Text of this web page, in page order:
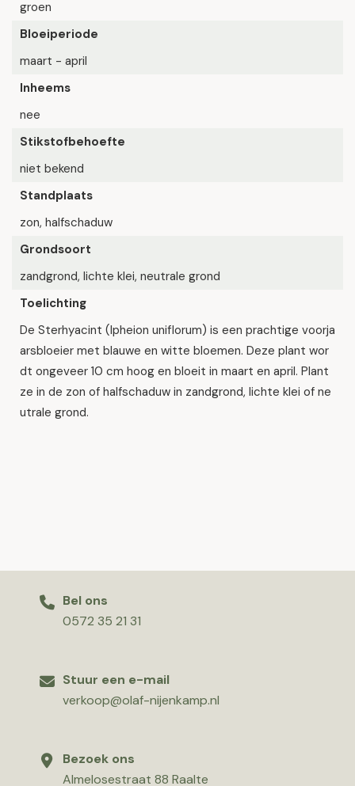
groen
Bloeiperiode
maart - april
Inheems
nee
Stikstofbehoefte
niet bekend
Standplaats
zon, halfschaduw
Grondsoort
zandgrond, lichte klei, neutrale grond
Toelichting
De Sterhyacint (Ipheion uniflorum) is een prachtige voorja
arsbloeier met blauwe en witte bloemen. Deze plant wor
dt ongeveer 10 cm hoog en bloeit in maart en april. Plant
ze in de zon of halfschaduw in zandgrond, lichte klei of ne
utrale grond.
Bel ons
0572 35 21 31
Stuur een e-mail
verkoop@olaf-nijenkamp.nl
Bezoek ons
Almelosestraat 88 Raalte